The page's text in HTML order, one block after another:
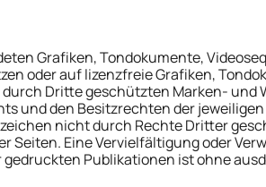
Grafiken, Tondokumente,
oder auf lizenzfreie Grafiken,
Dritte geschützten Marken- und
und den Besitzrechten der
nicht durch Rechte Dritter
Eine Vervielfältigung oder
Publikationen ist ohne